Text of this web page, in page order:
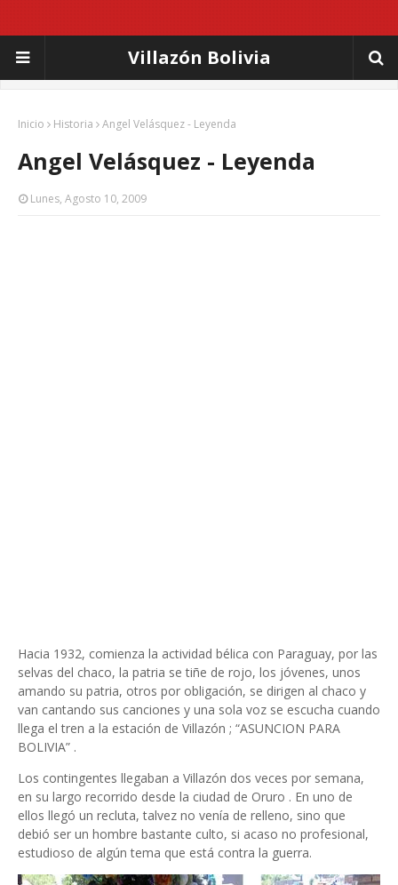
Villazón Bolivia
Inicio Historia Angel Velásquez - Leyenda
Angel Velásquez - Leyenda
Lunes, Agosto 10, 2009
Hacia 1932, comienza la actividad bélica con Paraguay, por las
selvas del chaco, la patria se tiñe de rojo, los jóvenes, unos
amando su patria, otros por obligación, se dirigen al chaco y
van cantando sus canciones y una sola voz se escucha cuando
llega el tren a la estación de Villazón ; “ASUNCION PARA
BOLIVIA” .
Los contingentes llegaban a Villazón dos veces por semana,
en su largo recorrido desde la ciudad de Oruro . En uno de
ellos llegó un recluta, talvez no venía de relleno, sino que
debió ser un hombre bastante culto, si acaso no profesional,
estudioso de algún tema que está contra la guerra.